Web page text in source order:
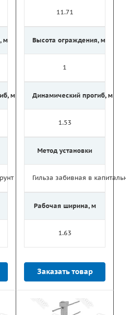
м
м
11.71
Высота ограждения, м
1
Динамический прогиб, м
1.53
Метод установки
Гильза забивная в
Рабочая ширина, м
1.63
Заказать товар